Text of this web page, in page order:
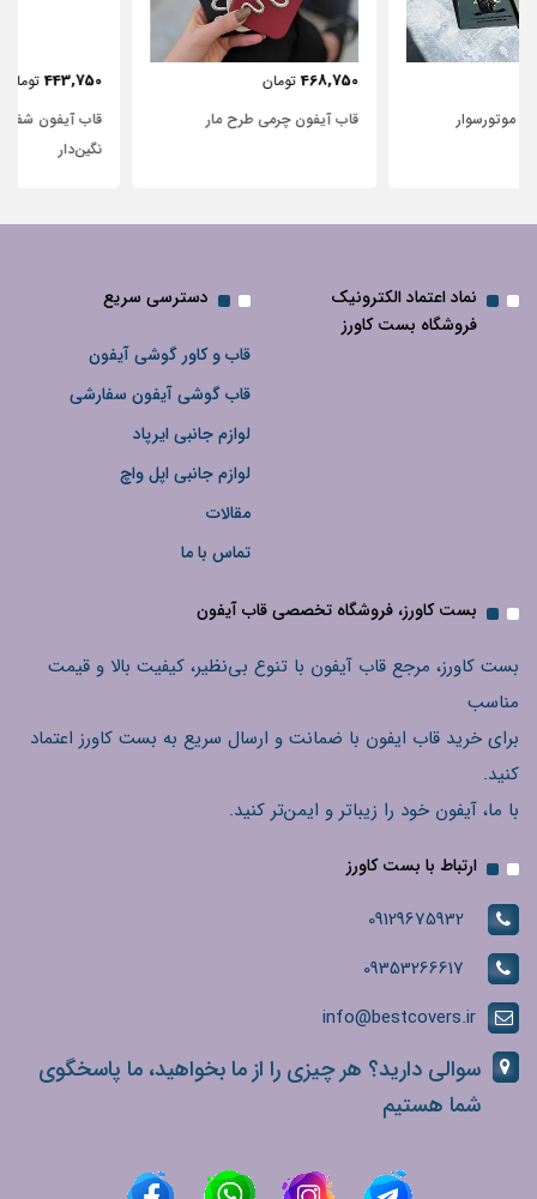
قاب آیفون چرمی طرح مار
قاب آیفون شفاف با پاپیون سفید و
نماد اعتماد الکترونیک
فروشگاه بست کاورز
دسترسی سریع
قاب و کاور گوشی آیفون
قاب گوشی آیفون سفارشی
لوازم جانبی ایرپاد
لوازم جانبی اپل واچ
مقالات
تماس با ما
بست کاورز، فروشگاه تخصصی قاب آیفون
بست کاورز، مرجع قاب آیفون با تنوع بی‌نظیر، کیفیت بالا و قیمت
مناسب
برای خرید قاب ایفون با ضمانت و ارسال سریع به بست کاورز اعتماد
کنید.
با ما، آیفون خود را زیباتر و ایمن‌تر کنید.
ارتباط با بست کاورز
09129675932
09353266617
info@bestcovers.ir
سوالی دارید؟ هر چیزی را از ما بخواهید، ما پاسخگوی
شما هستیم